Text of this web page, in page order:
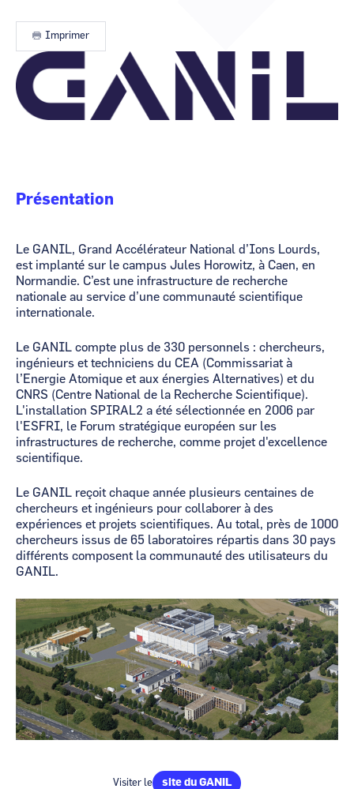
Occitanie
CCI Business
Pays de la Loire
Occitanie
Pays de la Loire
Imprimer
Image
Présentation
Le GANIL, Grand Accélérateur National d’Ions Lourds,
est implanté sur le campus Jules Horowitz, à Caen, en
Normandie. C’est une infrastructure de recherche
nationale au service d’une communauté scientifique
internationale.
Le GANIL compte plus de 330 personnels : chercheurs,
ingénieurs et techniciens du CEA (Commissariat à
l’Energie Atomique et aux énergies Alternatives) et du
CNRS (Centre National de la Recherche Scientifique).
L'installation SPIRAL2 a été sélectionnée en 2006 par
l'ESFRI, le Forum stratégique européen sur les
infrastructures de recherche, comme projet d'excellence
scientifique.
Le GANIL reçoit chaque année plusieurs centaines de
chercheurs et ingénieurs pour collaborer à des
expériences et projets scientifiques. Au total, près de 1000
chercheurs issus de 65 laboratoires répartis dans 30 pays
différents composent la communauté des utilisateurs du
GANIL.
Image
Visiter le site du GANIL